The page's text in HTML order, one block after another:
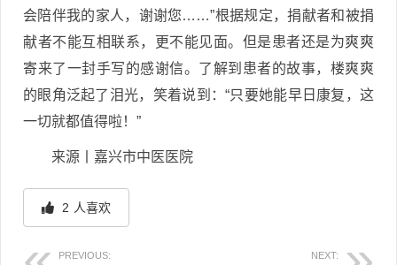
会陪伴我的家人，谢谢您……”根据规定，捐献者和被捐
献者不能互相联系，更不能见面。但是患者还是为爽爽
寄来了一封手写的感谢信。了解到患者的故事，楼爽爽
的眼角泛起了泪光，笑着说到：“只要她能早日康复，这
一切就都值得啦！”
来源丨嘉兴市中医医院
2 人喜欢
PREVIOUS: NEXT: